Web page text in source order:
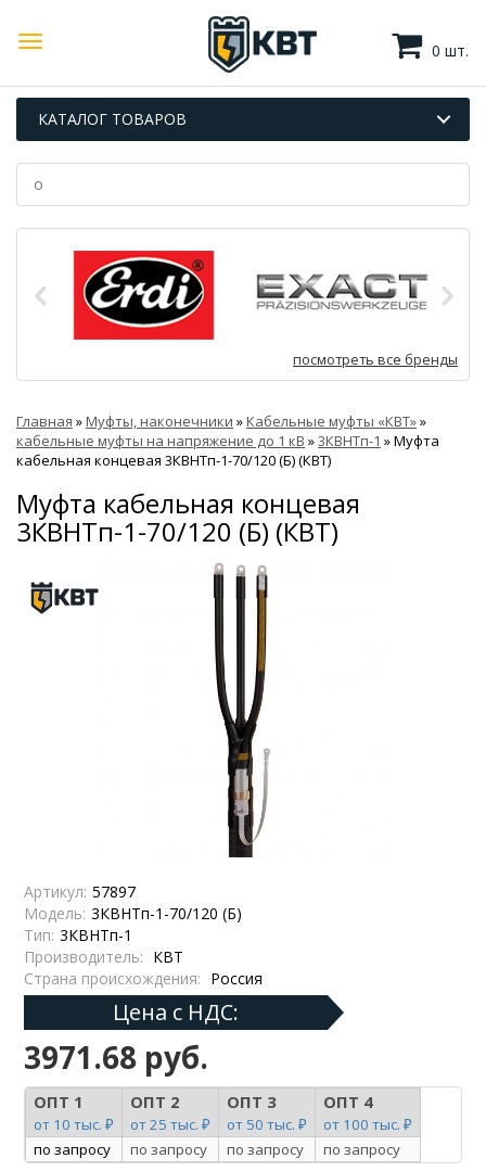
0 шт.
КАТАЛОГ ТОВАРОВ
посмотреть все бренды
Главная »Муфты, наконечники »Кабельные муфты «КВТ»»
кабельные муфты на напряжение до 1 кВ »3КВНТп-1 »Муфта
кабельная концевая 3КВНТп-1-70/120 (Б) (КВТ)
Муфта кабельная концевая
3КВНТп-1-70/120 (Б) (КВТ)
Артикул: 57897
Модель: 3КВНТп-1-70/120 (Б)
Тип: 3КВНТп-1
Производитель: КВТ
Страна происхождения: Россия
Цена с НДС:
3971.68 руб.
ОПТ 1
от 10 тыс. ₽
ОПТ 2
от 25 тыс. ₽
ОПТ 3
от 50 тыс. ₽
ОПТ 4
от 100 тыс. ₽
по запросу
по запросу по запросу по запросу